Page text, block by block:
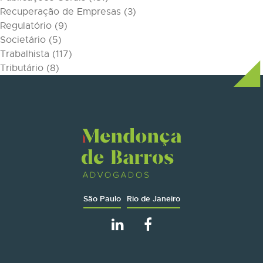
Recuperação de Empresas (3)
Regulatório (9)
Societário (5)
Trabalhista (117)
Tributário (8)
São Paulo Rio de Janeiro